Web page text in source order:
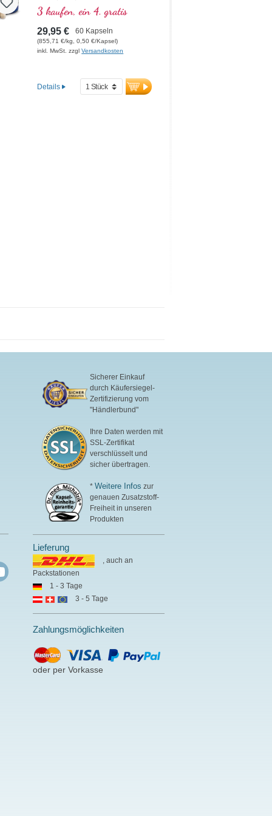
hochdosierte Weihrauch-
Produkt mit 85 %
Boswelliasäuren auf dem
deutschen Markt überhaupt.
3 kaufen, ein 4. gratis
29,95 € 60 Kapseln
(855,71 €/kg, 0,50 €/Kapsel)
inkl. MwSt. zzglVersandkosten
Details
Sicherer Einkauf
durch Käufersiegel-
Zertifizierung vom
"Händlerbund"
Ihre Daten werden mit
SSL-Zertifikat
verschlüsselt und
sicher übertragen.
*Weitere Infos zur
genauen Zusatzstoff-
Freiheit in unseren
Produkten
Lieferung
, auch an
Packstationen
1 - 3 Tage
3 - 5 Tage
Zahlungsmöglichkeiten
oder per Vorkasse